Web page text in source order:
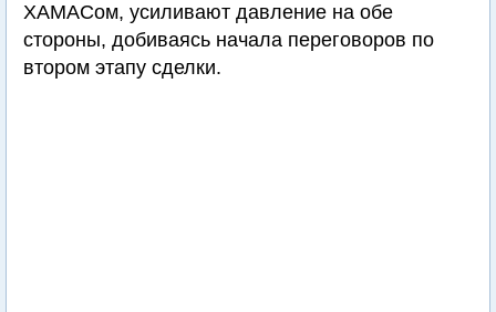
ХАМАСом, усиливают давление на обе
стороны, добиваясь начала переговоров по
втором этапу сделки.